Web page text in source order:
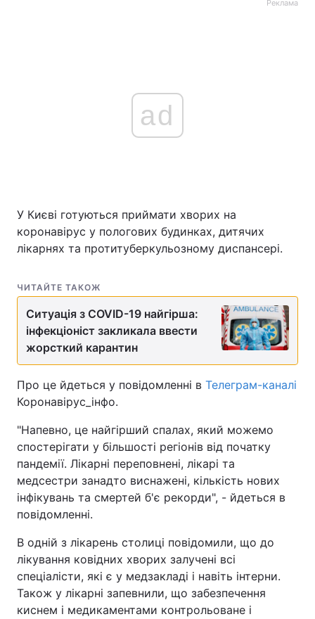
Реклама
ad
У Києві готуються приймати хворих на
коронавірус у пологових будинках, дитячих
лікарнях та протитуберкульозному диспансері.
ЧИТАЙТЕ ТАКОЖ
Ситуація з COVID-19 найгірша:
інфекціоніст закликала ввести
жорсткий карантин
Про це йдеться у повідомленні в Телеграм-каналі
Коронавірус_інфо.
"Напевно, це найгірший спалах, який можемо
спостерігати у більшості регіонів від початку
пандемії. Лікарні переповнені, лікарі та
медсестри занадто виснажені, кількість нових
інфікувань та смертей б'є рекорди", - йдеться в
повідомленні.
В одній з лікарень столиці повідомили, що до
лікування ковідних хворих залучені всі
спеціалісти, які є у медзакладі і навіть інтерни.
Також у лікарні запевнили, що забезпечення
киснем і медикаментами контрольоване і